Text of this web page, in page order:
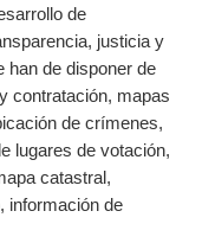
de
justicia y
han de disponer de
contratación, mapas
de crímenes,
lugares de votación,
catastral,
información de